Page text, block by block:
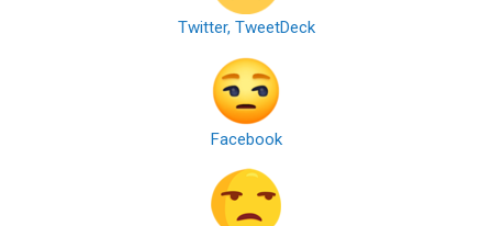
Twitter, TweetDeck
Facebook